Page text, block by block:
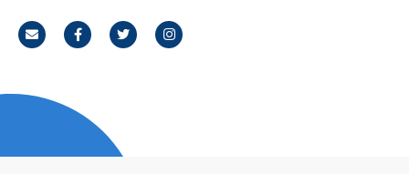
CourrielFacebookTwitterInstagram